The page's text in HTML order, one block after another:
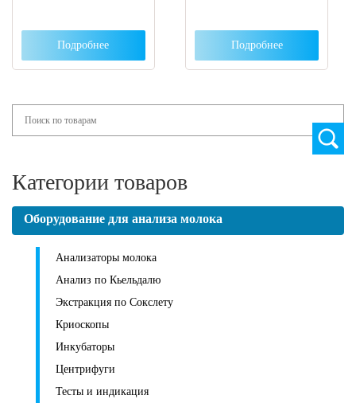
Подробнее Подробнее
Категории товаров
Оборудование для анализа молока
Анализаторы молока
Анализ по Кьельдалю
Экстракция по Сокслету
Криоскопы
Инкубаторы
Центрифуги
Тесты и индикация